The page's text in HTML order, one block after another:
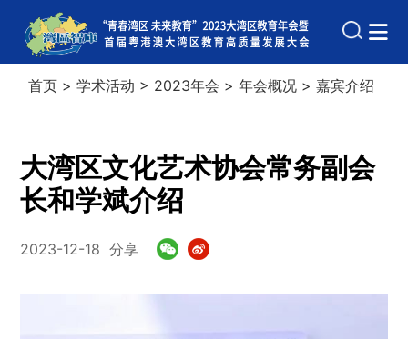
首页 > 学术活动 > 2023年会 > 年会概况 > 嘉宾介绍
大湾区文化艺术协会常务副会
长和学斌介绍
2023-12-18 分享